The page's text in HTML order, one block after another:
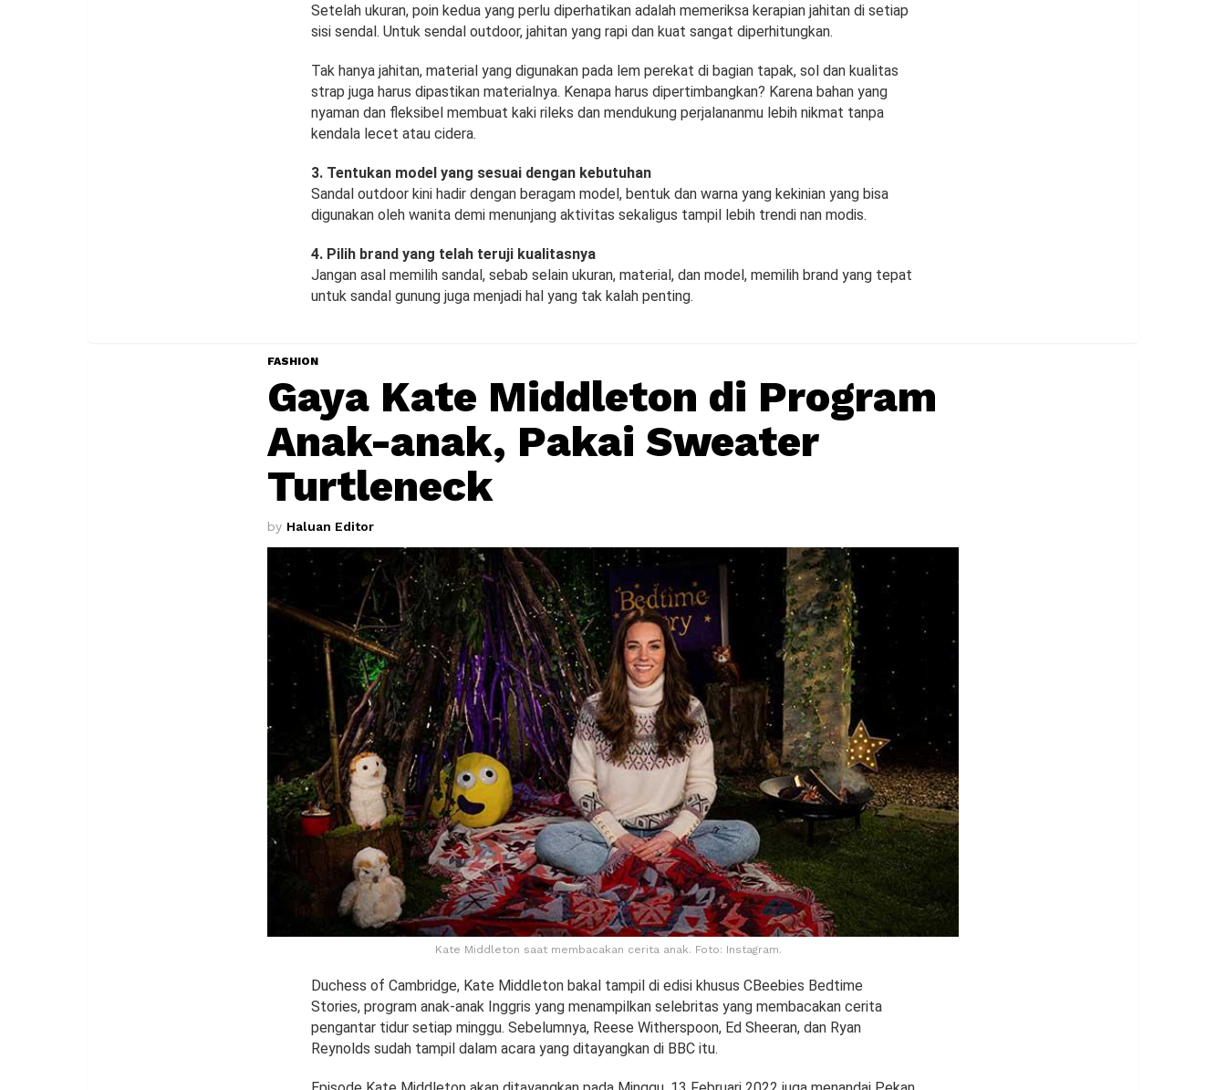
Setelah ukuran, poin kedua yang perlu diperhatikan adalah memeriksa kerapian jahitan di setiap
sisi sendal. Untuk sendal outdoor, jahitan yang rapi dan kuat sangat diperhitungkan.
Tak hanya jahitan, material yang digunakan pada lem perekat di bagian tapak, sol dan kualitas
strap juga harus dipastikan materialnya. Kenapa harus dipertimbangkan? Karena bahan yang
nyaman dan fleksibel membuat kaki rileks dan mendukung perjalananmu lebih nikmat tanpa
kendala lecet atau cidera.
3. Tentukan model yang sesuai dengan kebutuhan
Sandal outdoor kini hadir dengan beragam model, bentuk dan warna yang kekinian yang bisa
digunakan oleh wanita demi menunjang aktivitas sekaligus tampil lebih trendi nan modis.
4. Pilih brand yang telah teruji kualitasnya
Jangan asal memilih sandal, sebab selain ukuran, material, dan model, memilih brand yang tepat
untuk sandal gunung juga menjadi hal yang tak kalah penting.
FASHION
Gaya Kate Middleton di Program
Anak-anak, Pakai Sweater
Turtleneck
by Haluan Editor
Kate Middleton saat membacakan cerita anak. Foto: Instagram.
Duchess of Cambridge, Kate Middleton bakal tampil di edisi khusus CBeebies Bedtime
Stories, program anak-anak Inggris yang menampilkan selebritas yang membacakan cerita
pengantar tidur setiap minggu. Sebelumnya, Reese Witherspoon, Ed Sheeran, dan Ryan
Reynolds sudah tampil dalam acara yang ditayangkan di BBC itu.